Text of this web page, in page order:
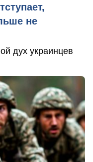
не
дух украинцев